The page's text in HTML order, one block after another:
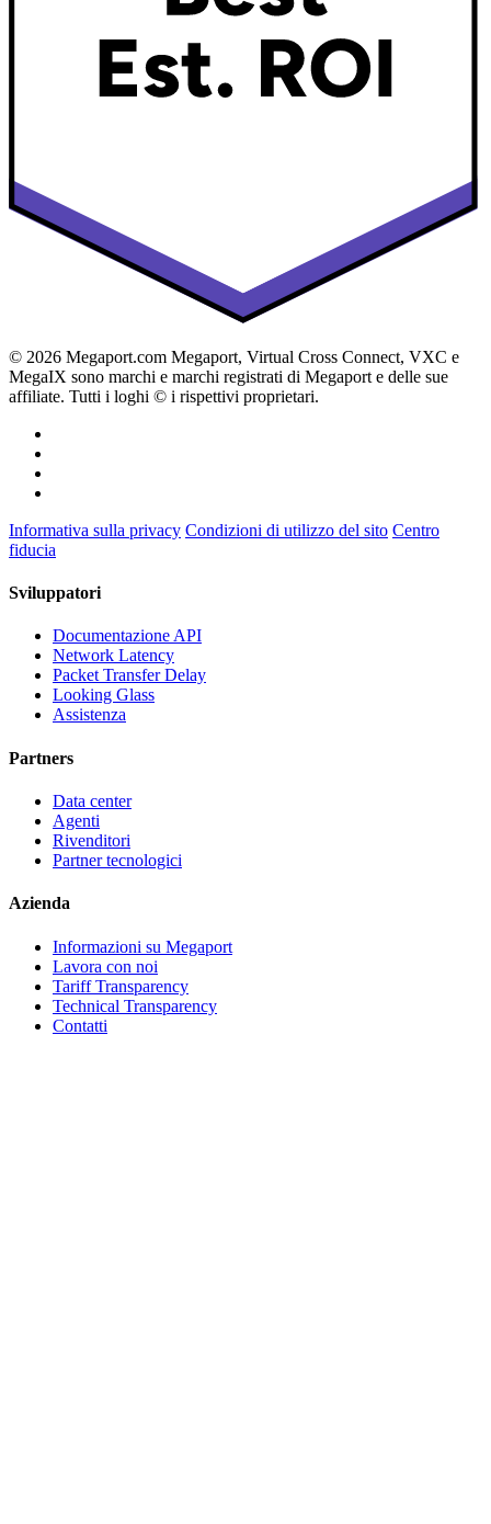
© 2026 Megaport.com Megaport, Virtual Cross Connect, VXC e
MegaIX sono marchi e marchi registrati di Megaport e delle sue
affiliate. Tutti i loghi © i rispettivi proprietari.
Informativa sulla privacy Condizioni di utilizzo del sito Centro
fiducia
Sviluppatori
Documentazione API
Network Latency
Packet Transfer Delay
Looking Glass
Assistenza
Partners
Data center
Agenti
Rivenditori
Partner tecnologici
Azienda
Informazioni su Megaport
Lavora con noi
Tariff Transparency
Technical Transparency
Contatti